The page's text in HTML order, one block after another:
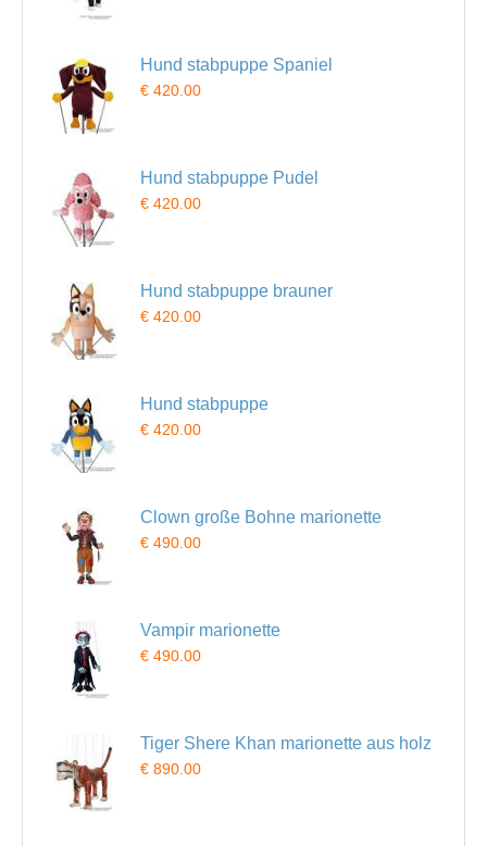
Hund stabpuppe Spaniel
€ 420.00
Hund stabpuppe Pudel
€ 420.00
Hund stabpuppe brauner
€ 420.00
Hund stabpuppe
€ 420.00
Clown große Bohne marionette
€ 490.00
Vampir marionette
€ 490.00
Tiger Shere Khan marionette aus holz
€ 890.00